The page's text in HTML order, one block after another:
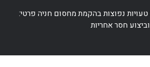
טעויות נפוצות בהקמת מחסום חניה פרטי:
חסר אחריות